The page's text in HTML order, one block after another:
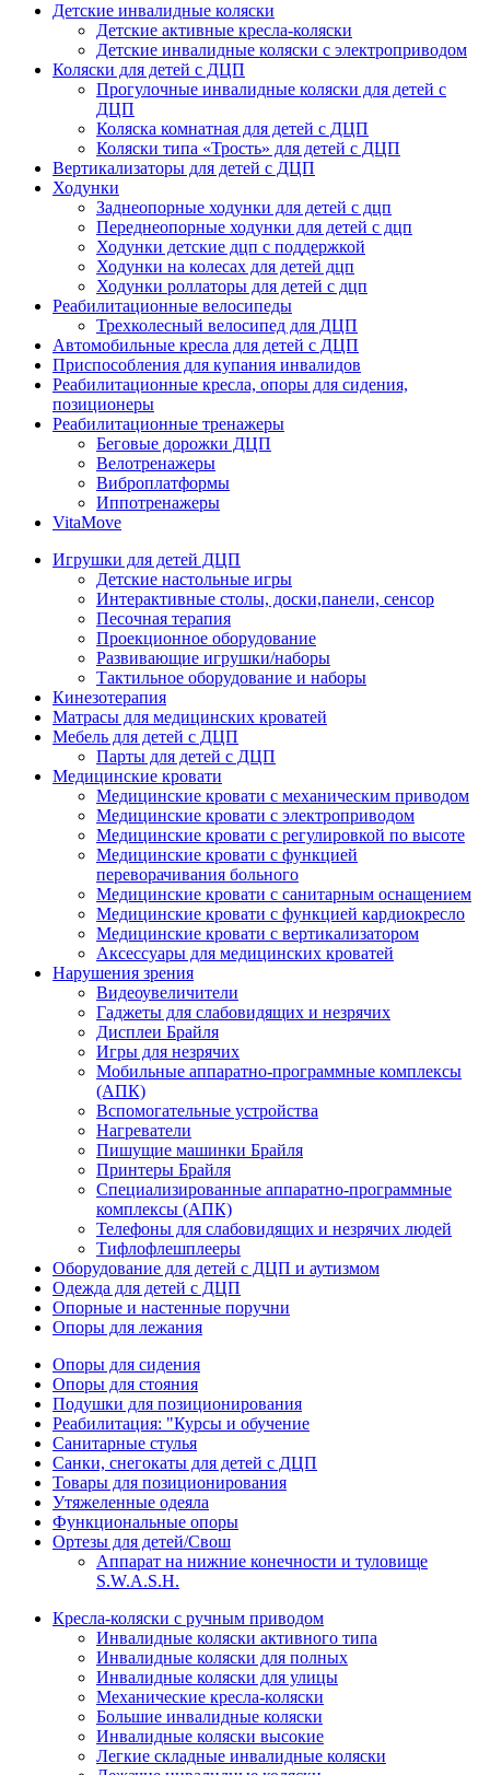
Детские инвалидные коляски
Детские активные кресла-коляски
Детские инвалидные коляски с электроприводом
Коляски для детей с ДЦП
Прогулочные инвалидные коляски для детей с
ДЦП
Коляска комнатная для детей с ДЦП
Коляски типа «Трость» для детей с ДЦП
Вертикализаторы для детей с ДЦП
Ходунки
Заднеопорные ходунки для детей с дцп
Переднеопорные ходунки для детей с дцп
Ходунки детские дцп с поддержкой
Ходунки на колесах для детей дцп
Ходунки роллаторы для детей с дцп
Реабилитационные велосипеды
Трехколесный велосипед для ДЦП
Автомобильные кресла для детей с ДЦП
Приспособления для купания инвалидов
Реабилитационные кресла, опоры для сидения,
позиционеры
Реабилитационные тренажеры
Беговые дорожки ДЦП
Велотренажеры
Виброплатформы
Иппотренажеры
VitaMove
Игрушки для детей ДЦП
Детские настольные игры
Интерактивные столы, доски,панели, сенсор
Песочная терапия
Проекционное оборудование
Развивающие игрушки/наборы
Тактильное оборудование и наборы
Кинезотерапия
Матрасы для медицинских кроватей
Мебель для детей с ДЦП
Парты для детей с ДЦП
Медицинские кровати
Медицинские кровати с механическим приводом
Медицинские кровати с электроприводом
Медицинские кровати с регулировкой по высоте
Медицинские кровати с функцией
переворачивания больного
Медицинские кровати с санитарным оснащением
Медицинские кровати с функцией кардиокресло
Медицинские кровати с вертикализатором
Аксессуары для медицинских кроватей
Нарушения зрения
Видеоувеличители
Гаджеты для слабовидящих и незрячих
Дисплеи Брайля
Игры для незрячих
Мобильные аппаратно-программные комплексы
(АПК)
Вспомогательные устройства
Нагреватели
Пишущие машинки Брайля
Принтеры Брайля
Специализированные аппаратно-программные
комплексы (АПК)
Телефоны для слабовидящих и незрячих людей
Тифлофлешплееры
Оборудование для детей с ДЦП и аутизмом
Одежда для детей с ДЦП
Опорные и настенные поручни
Опоры для лежания
Опоры для сидения
Опоры для стояния
Подушки для позиционирования
Реабилитация: "Курсы и обучение
Санитарные стулья
Санки, снегокаты для детей с ДЦП
Товары для позиционирования
Утяжеленные одеяла
Функциональные опоры
Ортезы для детей/Свош
Аппарат на нижние конечности и туловище
S.W.A.S.H.
Кресла-коляски с ручным приводом
Инвалидные коляски активного типа
Инвалидные коляски для полных
Инвалидные коляски для улицы
Механические кресла-коляски
Большие инвалидные коляски
Инвалидные коляски высокие
Легкие складные инвалидные коляски